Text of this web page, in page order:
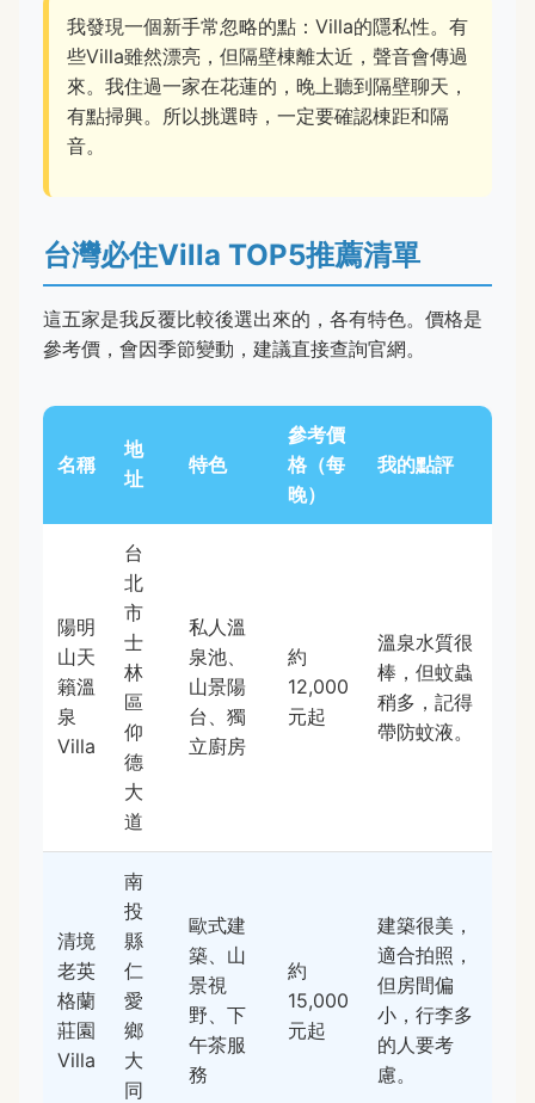
我發現一個新手常忽略的點：Villa的隱私性。有
些Villa雖然漂亮，但隔壁棟離太近，聲音會傳過
來。我住過一家在花蓮的，晚上聽到隔壁聊天，
有點掃興。所以挑選時，一定要確認棟距和隔
音。
台灣必住Villa TOP5推薦清單
這五家是我反覆比較後選出來的，各有特色。價格是
參考價，會因季節變動，建議直接查詢官網。
名稱
地
址
特色
參考價
格（每
晚）
我的點評
陽明
山天
籟溫
泉
Villa
台
北
市
士
林
區
仰
德
大
道
私人溫
泉池、
山景陽
台、獨
立廚房
約
12,000
元起
溫泉水質很
棒，但蚊蟲
稍多，記得
帶防蚊液。
清境
老英
格蘭
莊園
Villa
南
投
縣
仁
愛
鄉
大
同
歐式建
築、山
景視
野、下
午茶服
務
約
15,000
元起
建築很美，
適合拍照，
但房間偏
小，行李多
的人要考
慮。